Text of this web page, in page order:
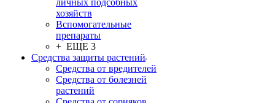
личных подсобных
хозяйств
Вспомогательные
препараты
+ ЕЩЕ 3
Средства защиты растений
Средства от вредителей
Средства от болезней
растений